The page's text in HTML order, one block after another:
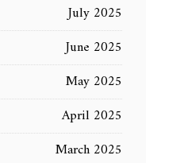
July 2025
June 2025
May 2025
April 2025
March 2025